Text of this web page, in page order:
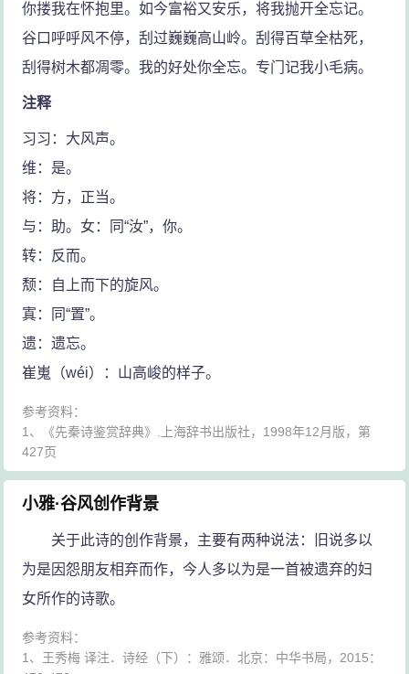
你搂我在怀抱里。如今富裕又安乐，将我抛开全忘记。
谷口呼呼风不停，刮过巍巍高山岭。刮得百草全枯死，
刮得树木都凋零。我的好处你全忘。专门记我小毛病。
注释
习习：大风声。
维：是。
将：方，正当。
与：助。女：同“汝”，你。
转：反而。
颓：自上而下的旋风。
寘：同“置”。
遗：遗忘。
崔嵬（wéi）：山高峻的样子。
参考资料：
1、《先秦诗鉴赏辞典》.上海辞书出版社，1998年12月版，第
427页
小雅·谷风创作背景
关于此诗的创作背景，主要有两种说法：旧说多以
为是因怨朋友相弃而作，今人多以为是一首被遗弃的妇
女所作的诗歌。
参考资料：
1、王秀梅 译注．诗经（下）：雅颂．北京：中华书局，2015：